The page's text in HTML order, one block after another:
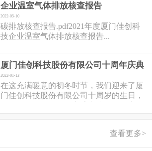
企业温室气体排放核查报告
2022-05-10
碳排放核查报告.pdf2021年度厦门佳创科
技企业温室气体排放核查报告...
厦门佳创科技股份有限公司十周年庆典
2022-01-13
在这充满暖意的初冬时节，我们迎来了厦
门佳创科技股份有限公司十周岁的生日，
重召开。岱总回想十年前，佳...
查看更多>